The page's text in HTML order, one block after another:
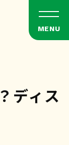
ディス